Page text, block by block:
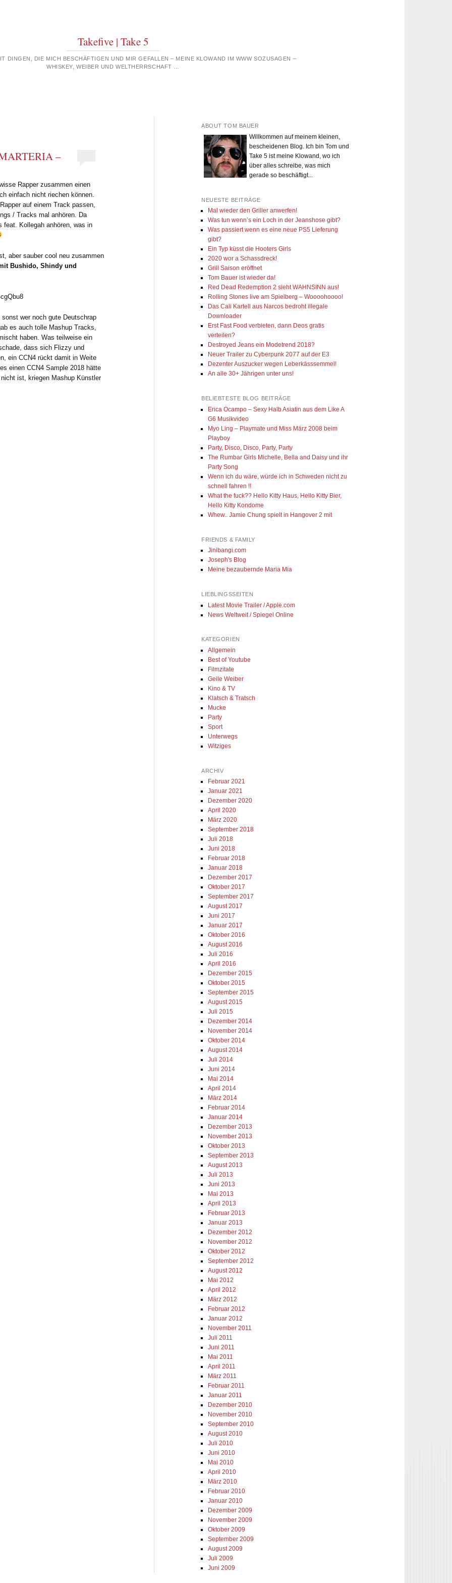
Takefive | Take 5
DINGEN, DIE MICH BESCHÄFTIGEN UND MIR GEFALLEN – MEINE KLOWAND IM WWW SOZUSAGEN –
WHISKEY, WEIBER UND WELTHERRSCHAFT …
–
Rapper zusammen einen
einfach nicht riechen können.
auf einem Track passen,
/ Tracks mal anhören. Da
feat. Kollegah anhören, was in
aber sauber cool neu zusammen
Bushido, Shindy und
wer noch gute Deutschrap
es auch tolle Mashup Tracks,
haben. Was teilweise ein
dass sich Flizzy und
ein CCN4 rückt damit in Weite
einen CCN4 Sample 2018 hätte
ist, kriegen Mashup Künstler
ABOUT TOM BAUER
Willkommen auf meinem kleinen,
bescheidenen Blog. Ich bin Tom und
Take 5 ist meine Klowand, wo ich
über alles schreibe, was mich
gerade so beschäftigt...
NEUESTE BEITRÄGE
Mal wieder den Griller anwerfen!
Was tun wenn’s ein Loch in der Jeanshose gibt?
Was passiert wenn es eine neue PS5 Lieferung
gibt?
Ein Typ küsst die Hooters Girls
2020 wor a Schassdreck!
Grill Saison eröffnet
Tom Bauer ist wieder da!
Red Dead Redemption 2 sieht WAHNSINN aus!
Rolling Stones live am Spielberg – Woooohoooo!
Das Cali Kartell aus Narcos bedroht illegale
Downloader
Erst Fast Food verbieten, dann Deos gratis
verteilen?
Destroyed Jeans ein Modetrend 2018?
Neuer Trailer zu Cyberpunk 2077 auf der E3
Dezenter Auszucker wegen Leberkässsemmel!
An alle 30+ Jährigen unter uns!
BELIEBTESTE BLOG BEITRÄGE
Erica Ocampo – Sexy Halb Asiatin aus dem Like A
G6 Musikvideo
Myo Ling – Playmate und Miss März 2008 beim
Playboy
Party, Disco, Disco, Party, Party
The Rumbar Girls Michelle, Bella and Daisy und ihr
Party Song
Wenn ich du wäre, würde ich in Schweden nicht zu
schnell fahren !!
What the fuck?? Hello Kitty Haus, Hello Kitty Bier,
Hello Kitty Kondome
Whew.. Jamie Chung spielt in Hangover 2 mit
FRIENDS & FAMILY
Jinibangi.com
Joseph's Blog
Meine bezaubernde Maria Mia
LIEBLINGSSEITEN
Latest Movie Trailer / Apple.com
News Weltweit / Spiegel Online
KATEGORIEN
Allgemein
Best of Youtube
Filmzitate
Geile Weiber
Kino & TV
Klatsch & Tratsch
Mucke
Party
Sport
Unterwegs
Witziges
ARCHIV
Februar 2021
Januar 2021
Dezember 2020
April 2020
März 2020
September 2018
Juli 2018
Juni 2018
Februar 2018
Januar 2018
Dezember 2017
Oktober 2017
September 2017
August 2017
Juni 2017
Januar 2017
Oktober 2016
August 2016
Juli 2016
April 2016
Dezember 2015
Oktober 2015
September 2015
August 2015
Juli 2015
Dezember 2014
November 2014
Oktober 2014
August 2014
Juli 2014
Juni 2014
Mai 2014
April 2014
März 2014
Februar 2014
Januar 2014
Dezember 2013
November 2013
Oktober 2013
September 2013
August 2013
Juli 2013
Juni 2013
Mai 2013
April 2013
Februar 2013
Januar 2013
Dezember 2012
November 2012
Oktober 2012
September 2012
August 2012
Mai 2012
April 2012
März 2012
Februar 2012
Januar 2012
November 2011
Juli 2011
Juni 2011
Mai 2011
April 2011
März 2011
Februar 2011
Januar 2011
Dezember 2010
November 2010
September 2010
August 2010
Juli 2010
Juni 2010
Mai 2010
April 2010
März 2010
Februar 2010
Januar 2010
Dezember 2009
November 2009
Oktober 2009
September 2009
August 2009
Juli 2009
Juni 2009